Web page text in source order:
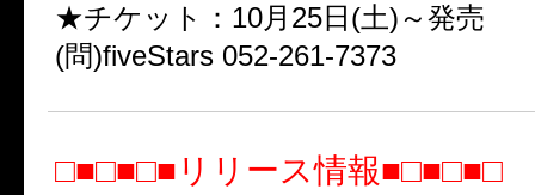
★チケット：10月25日(土)～発売
(問)fiveStars 052-261-7373
□■□■□■リリース情報■□■□■□